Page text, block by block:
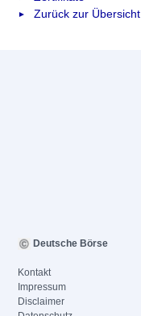
Zurück zur Übersicht
Deutsche Börse
Kontakt
Impressum
Disclaimer